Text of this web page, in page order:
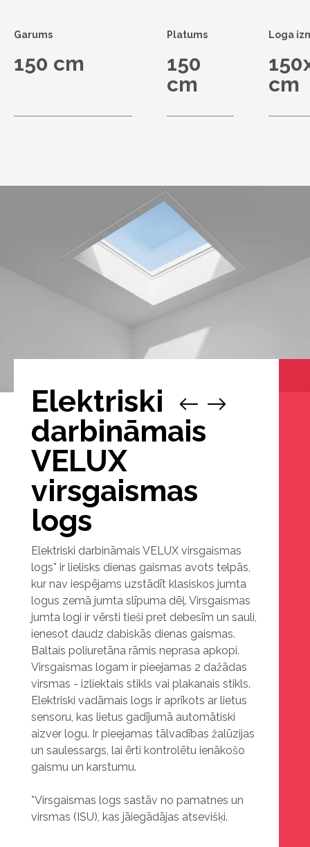
Garums
150 cm
Platums
150
cm
Loga
cm
Elektriski
darbināmais
VELUX
virsgaismas
logs
Elektriski darbināmais VELUX virsgaismas
logs* ir lielisks dienas gaismas avots telpās,
kur nav iespējams uzstādīt klasiskos jumta
logus zemā jumta slīpuma dēļ. Virsgaismas
jumta logi ir vērsti tieši pret debesīm un sauli,
ienesot daudz dabiskās dienas gaismas.
Baltais poliuretāna rāmis neprasa apkopi.
Virsgaismas logam ir pieejamas 2 dažādas
virsmas - izliektais stikls vai plakanais stikls.
Elektriski vadāmais logs ir aprīkots ar lietus
sensoru, kas lietus gadījumā automātiski
aizver logu. Ir pieejamas tālvadības žalūzijas
un saulessargs, lai ērti kontrolētu ienākošo
gaismu un karstumu.
*Virsgaismas logs sastāv no pamatnes un
virsmas (ISU), kas jāiegādājas atsevišķi.